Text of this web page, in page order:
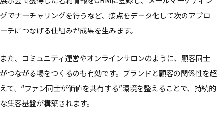
グでナーチャリングを行うなど、接点をデータ化して次のアプロ
ーチにつなげる仕組みが成果を生みます。
また、コミュニティ運営やオンラインサロンのように、顧客同士
がつながる場をつくるのも有効です。ブランドと顧客の関係性を超
えて、“ファン同士が価値を共有する”環境を整えることで、持続的
な集客基盤が構築されます。